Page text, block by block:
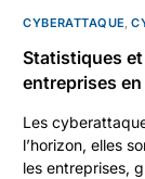
CYBERATTAQUE,
Statistiques
entreprises
Les
l’horizon, elles
les entreprises,